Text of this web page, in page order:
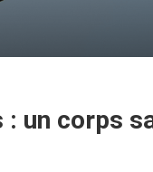
un corps